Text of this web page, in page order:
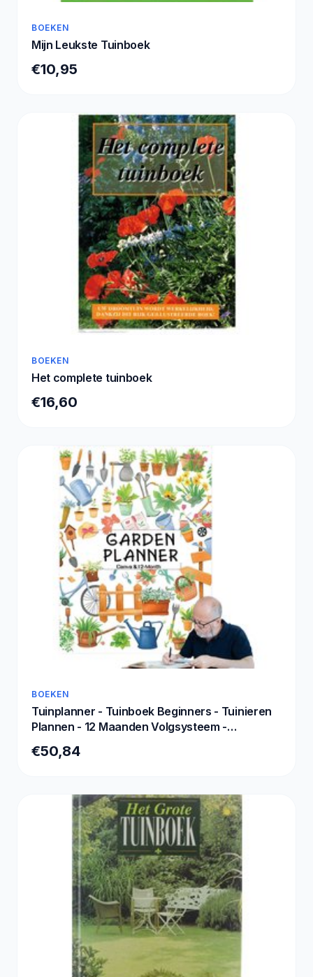
BOEKEN
Mijn Leukste Tuinboek
€10,95
BOEKEN
Het complete tuinboek
€16,60
BOEKEN
Tuinplanner - Tuinboek Beginners - Tuinieren
Plannen - 12 Maanden Volgsysteem -
€50,84